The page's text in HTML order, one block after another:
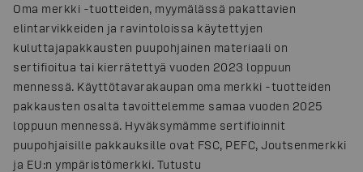
Oma merkki -tuotteiden, myymälässä pakattavien
elintarvikkeiden ja ravintoloissa käytettyjen
kuluttajapakkausten puupohjainen materiaali on
sertifioitua tai kierrätettyä vuoden 2023 loppuun
mennessä. Käyttötavarakaupan oma merkki -tuotteiden
pakkausten osalta tavoittelemme samaa vuoden 2025
loppuun mennessä. Hyväksymämme sertifioinnit
puupohjaisille pakkauksille ovat FSC, PEFC, Joutsenmerkki
ja EU:n ympäristömerkki. Tutustu